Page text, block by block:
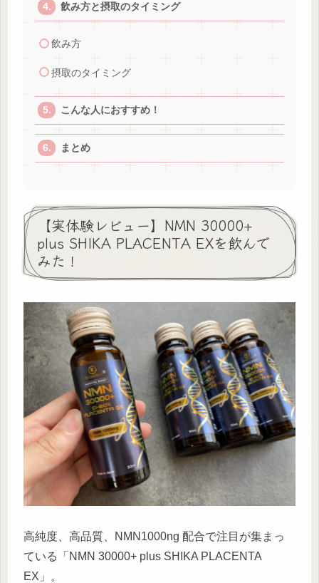
飲み方と摂取のタイミング
飲み方
摂取のタイミング
こんな人におすすめ！
まとめ
【実体験レビュー】NMN 30000+
plus SHIKA PLACENTA EXを飲んで
みた！
高純度、高品質、NMN1000ng 配合で注目が集まっ
ている「NMN 30000+ plus SHIKA PLACENTA
EX」。